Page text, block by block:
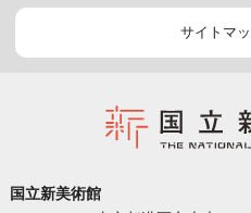
サイトマ
国立新美術館